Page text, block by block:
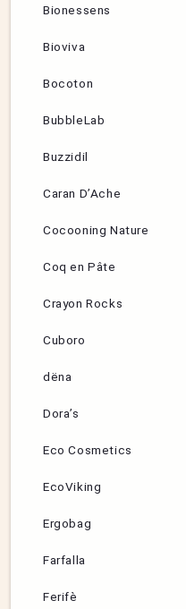
Bionessens
Bioviva
Bocoton
BubbleLab
Buzzidil
Caran D’Ache
Cocooning Nature
Coq en Pâte
Crayon Rocks
Cuboro
dëna
Dora’s
Eco Cosmetics
EcoViking
Ergobag
Farfalla
Ferifè